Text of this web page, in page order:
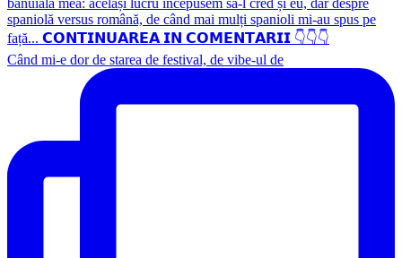
Când mi-e dor de starea de festival, de vibe-ul de